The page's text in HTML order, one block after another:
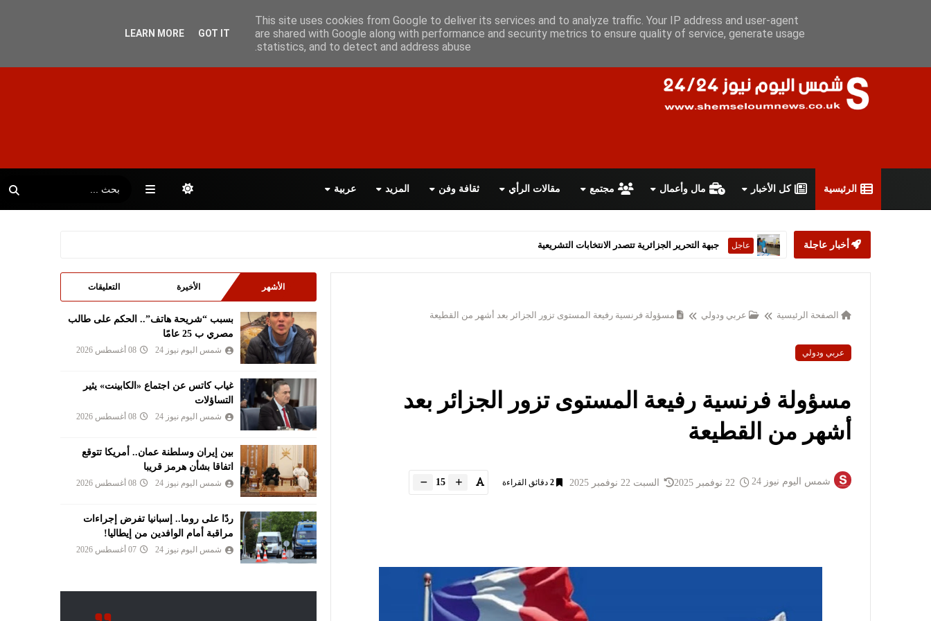
سياسة الخصوصية اتفاقية الاستخدام أعلن معانا اتصل بنا اقرأ الصحيفة PDF
الرئيسية كل الأخبار مال وأعمال مجتمع مقالات الرأي ثقافة وفن المزيد عربية
أخبار عاجلة عاجل ستارمر يعلن استقالته من رئاسة الحكومة البريطانية
الصفحة الرئيسية عربي ودولي مسؤولة فرنسية رفيعة المستوى تزور الجزائر بعد أشهر من القطيعة
عربي ودولي
مسؤولة فرنسية رفيعة المستوى تزور الجزائر بعد
أشهر من القطيعة
شمس اليوم نيوز 24 السبت 22 نوفمبر 2025 2 دقائق القراءة 15
الأشهر الأخيرة التعليقات
بسبب “شريحة هاتف”.. الحكم على طالب
مصري ب 25 عامًا
شمس اليوم نيوز 24 08 أغسطس 2026
غياب كاتس عن اجتماع «الكابينت» يثير
التساؤلات
شمس اليوم نيوز 24 08 أغسطس 2026
بين إيران وسلطنة عمان.. أمريكا تتوقع
اتفاقا بشأن هرمز قريبا
شمس اليوم نيوز 24 08 أغسطس 2026
ردًا على روما.. إسبانيا تفرض إجراءات
مراقبة أمام الوافدين من إيطاليا!
شمس اليوم نيوز 24 07 أغسطس 2026
This site uses cookies from Google to deliver its services and to analyze traffic. Your IP address and user-agent
are shared with Google along with performance and security metrics to ensure quality of service, generate usage
statistics, and to detect and address abuse.
LEARN MORE GOT IT